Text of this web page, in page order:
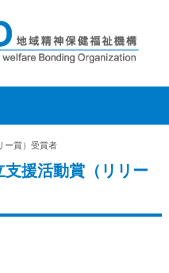
ー賞）受賞者
援活動賞（リリー